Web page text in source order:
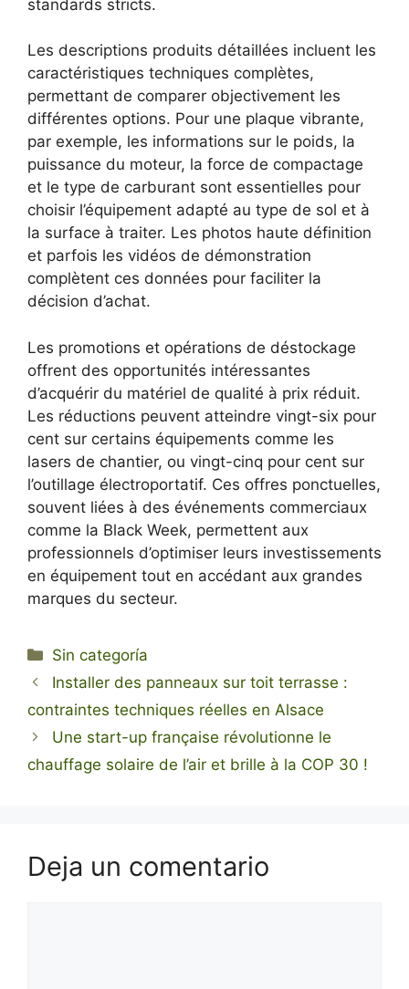
standards stricts.
Les descriptions produits détaillées incluent les
caractéristiques techniques complètes,
permettant de comparer objectivement les
différentes options. Pour une plaque vibrante,
par exemple, les informations sur le poids, la
puissance du moteur, la force de compactage
et le type de carburant sont essentielles pour
choisir l’équipement adapté au type de sol et à
la surface à traiter. Les photos haute définition
et parfois les vidéos de démonstration
complètent ces données pour faciliter la
décision d’achat.
Les promotions et opérations de déstockage
offrent des opportunités intéressantes
d’acquérir du matériel de qualité à prix réduit.
Les réductions peuvent atteindre vingt-six pour
cent sur certains équipements comme les
lasers de chantier, ou vingt-cinq pour cent sur
l’outillage électroportatif. Ces offres ponctuelles,
souvent liées à des événements commerciaux
comme la Black Week, permettent aux
professionnels d’optimiser leurs investissements
en équipement tout en accédant aux grandes
marques du secteur.
Categorías
Sin categoría
Installer des panneaux sur toit terrasse :
contraintes techniques réelles en Alsace
Une start-up française révolutionne le
chauffage solaire de l’air et brille à la COP 30 !
Deja un comentario